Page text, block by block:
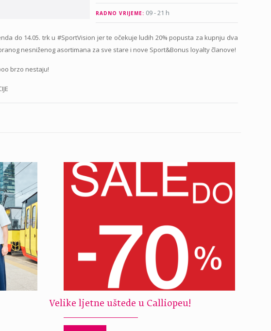
RADNO VRIJEME: 09 - 21 h
do 14.05. trk u #SportVision jer te očekuje ludih 20% popusta za kupnju dva
nesniženog asortimana za sve stare i nove Sport&Bonus loyalty članove!
brzo nestaju!
Velike ljetne uštede u Calliopeu!